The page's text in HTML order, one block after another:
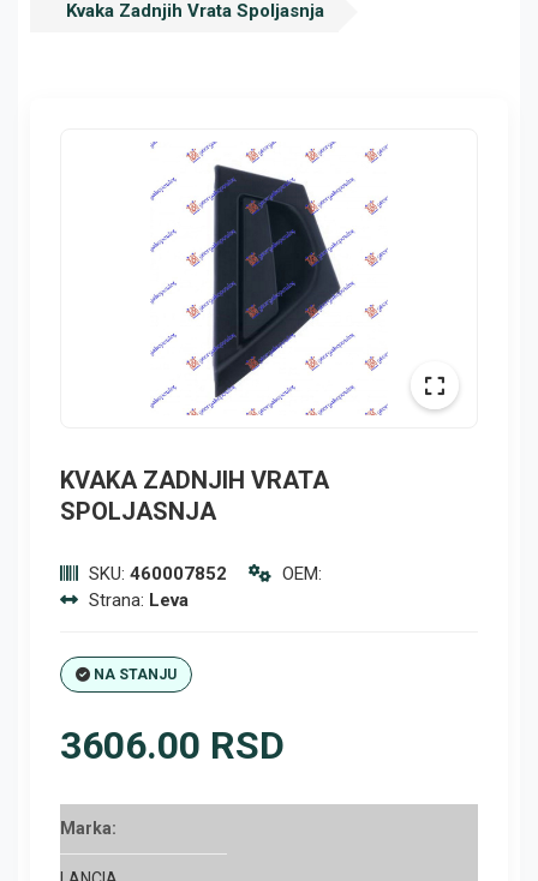
Kvaka Zadnjih Vrata Spoljasnja
KVAKA ZADNJIH VRATA
SPOLJASNJA
SKU: 460007852
OEM:
Strana: Leva
NA STANJU
3606.00 RSD
Marka: